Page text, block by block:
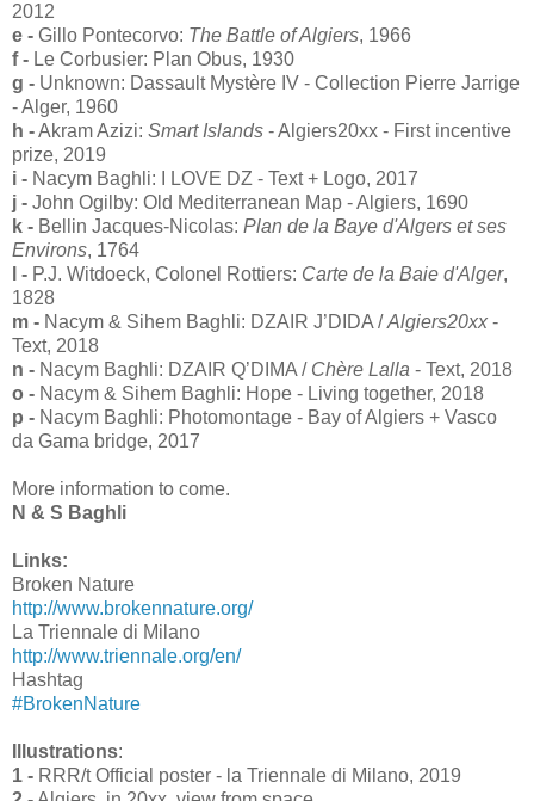
2012
e - Gillo Pontecorvo: The Battle of Algiers, 1966
f - Le Corbusier: Plan Obus, 1930
g - Unknown: Dassault Mystère IV - Collection Pierre Jarrige
- Alger, 1960
h -Akram Azizi: Smart Islands - Algiers20xx - First incentive
prize, 2019
i - Nacym Baghli: I LOVE DZ - Text + Logo, 2017
j - John Ogilby: Old Mediterranean Map - Algiers, 1690
k - Bellin Jacques-Nicolas: Plan de la Baye d'Algers et ses
Environs, 1764
l - P.J. Witdoeck, Colonel Rottiers: Carte de la Baie d'Alger,
1828
m - Nacym & Sihem Baghli: DZAIR J’DIDA /Algiers20xx -
Text, 2018
n - Nacym Baghli: DZAIR Q’DIMA / Chère Lalla - Text, 2018
o - Nacym & Sihem Baghli: Hope - Living together, 2018
p - Nacym Baghli: Photomontage - Bay of Algiers + Vasco
da Gama bridge, 2017
More information to come.
N & S Baghli
Links:
Broken Nature
http://www.brokennature.org/
La Triennale di Milano
http://www.triennale.org/en/
Hashtag
#BrokenNature
Illustrations:
1 - RRR/t Official poster - la Triennale di Milano, 2019